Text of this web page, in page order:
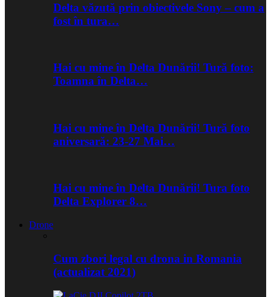
Delta văzută prin obiectivele Sony – cum a
fost în tura…
Hai cu mine în Delta Dunării! Tură foto:
Toamna în Delta…
Hai cu mine în Delta Dunării! Tură foto
aniversară: 23-27 Mai…
Hai cu mine în Delta Dunării! Tura foto
Delta Explorer 8…
Drone
Cum zbori legal cu drona in Romania
(actualizat 2021)